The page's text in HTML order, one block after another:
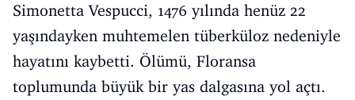
Simonetta Vespucci, 1476 yılında henüz 22
yaşındayken muhtemelen tüberküloz nedeniyle
hayatını kaybetti. Ölümü, Floransa
toplumunda büyük bir yas dalgasına yol açtı.